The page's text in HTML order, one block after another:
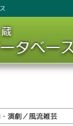
演劇／風流雑芸